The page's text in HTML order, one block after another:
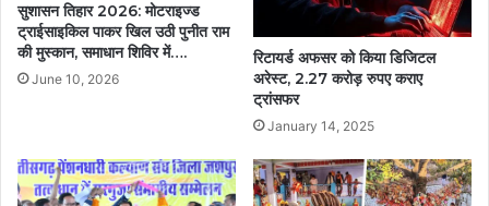
सुशासन तिहार 2026: मोटराइज्ड
ट्राईसाइकिल पाकर खिल उठी पुनीत राम
की मुस्कान, समाधान शिविर में….
June 10, 2026
रिटायर्ड अफसर को किया डिजिटल
अरेस्ट, 2.27 करोड़ रुपए कराए
ट्रांसफर
January 14, 2025